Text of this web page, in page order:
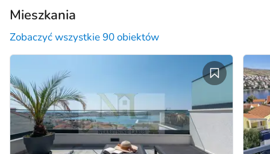
Mieszkania
Zobaczyć wszystkie 90 obiektów